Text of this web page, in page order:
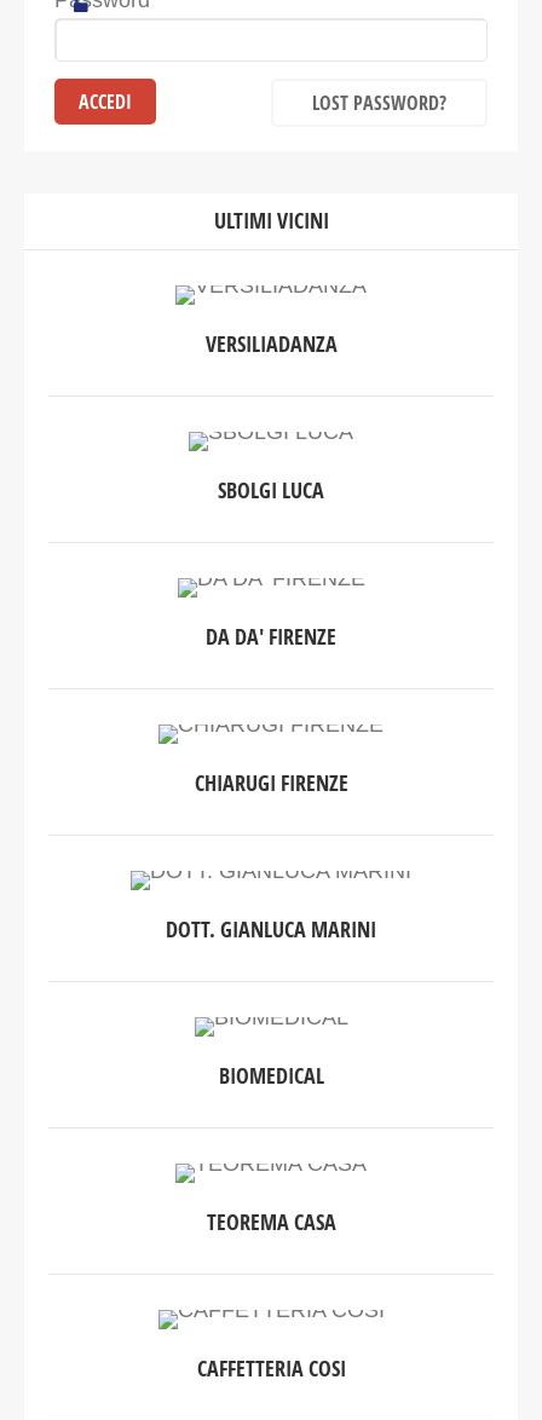
LOST PASSWORD?
ULTIMI VICINI
VERSILIADANZA
SBOLGI LUCA
DA DA' FIRENZE
CHIARUGI FIRENZE
DOTT. GIANLUCA MARINI
BIOMEDICAL
TEOREMA CASA
CAFFETTERIA COSI